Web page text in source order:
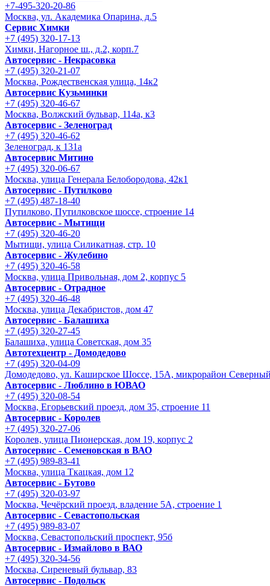
+7-495-320-20-86
Москва, ул. Академика Опарина, д.5
Сервис Химки
+7 (495) 320-17-13
Химки, Нагорное ш., д.2, корп.7
Автосервис - Некрасовка
+7 (495) 320-21-07
Москва, Рождественская улица, 14к2
Автосервис Кузьминки
+7 (495) 320-46-67
Москва, Волжский бульвар, 114а, к3
Автосервис - Зеленоград
+7 (495) 320-46-62
Зеленоград, к 131а
Автосервис Митино
+7 (495) 320-06-67
Москва, улица Генерала Белобородова, 42к1
Автосервис - Путилково
+7 (495) 487-18-40
Путилково, Путилковское шоссе, строение 14
Автосервис - Мытищи
+7 (495) 320-46-20
Мытищи, улица Силикатная, стр. 10
Автосервис - Жулебино
+7 (495) 320-46-58
Москва, улица Привольная, дом 2, корпус 5
Автосервис - Отрадное
+7 (495) 320-46-48
Москва, улица Декабристов, дом 47
Автосервис - Балашиха
+7 (495) 320-27-45
Балашиха, улица Советская, дом 35
Автотехцентр - Домодедово
+7 (495) 320-04-09
Домодедово, ул. Каширское Шоссе, 15А, микрорайон
Автосервис - Люблино в ЮВАО
+7 (495) 320-08-54
Москва, Егорьевский проезд, дом 35, строение 11
Автосервис - Королев
+7 (495) 320-27-06
Королев, улица Пионерская, дом 19, корпус 2
Автосервис - Семеновская в ВАО
+7 (495) 989-83-41
Москва, улица Ткацкая, дом 12
Автосервис - Бутово
+7 (495) 320-03-97
Москва, Чечёрский проезд, владение 5А, строение 1
Автосервис - Cевастопольская
+7 (495) 989-83-07
Москва, Севастопольский проспект, 95б
Автосервис - Измайлово в ВАО
+7 (495) 320-34-56
Москва, Сиреневый бульвар, 83
Автосервис - Подольск